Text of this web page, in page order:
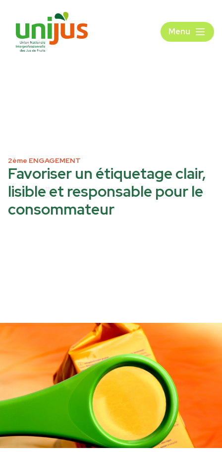
Menu
2ème ENGAGEMENT
Favoriser un étiquetage clair,
lisible et responsable pour le
consommateur